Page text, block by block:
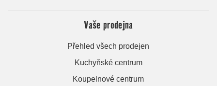
Vaše prodejna
Přehled všech prodejen
Kuchyňské centrum
Koupelnové centrum